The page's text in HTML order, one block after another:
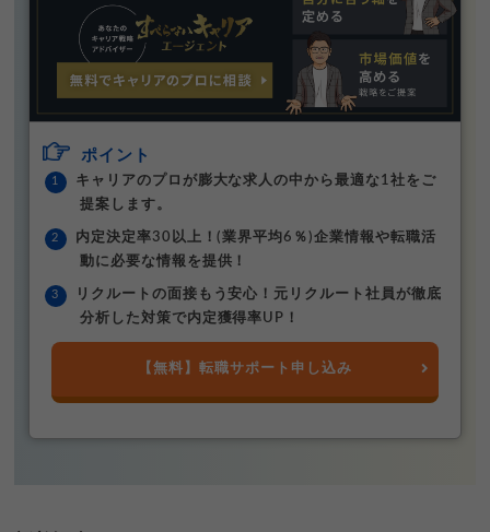
ポイント
キャリアのプロが膨大な求人の中から最適な1社をご
提案します。
内定決定率30以上！(業界平均6％)企業情報や転職活
動に必要な情報を提供！
リクルートの面接もう安心！元リクルート社員が徹底
分析した対策で内定獲得率UP！
【無料】転職サポート申し込み